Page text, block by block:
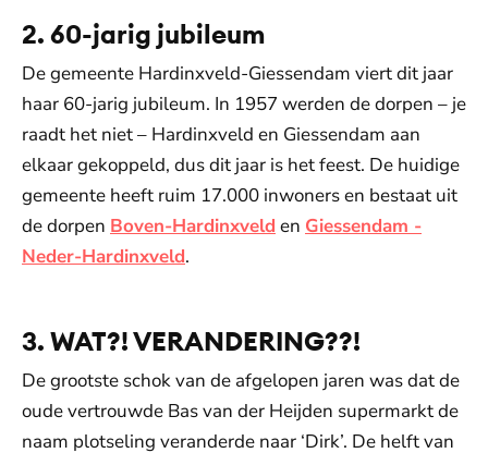
2. 60-jarig jubileum
De gemeente Hardinxveld-Giessendam viert dit jaar
haar 60-jarig jubileum. In 1957 werden de dorpen – je
raadt het niet – Hardinxveld en Giessendam aan
elkaar gekoppeld, dus dit jaar is het feest. De huidige
gemeente heeft ruim 17.000 inwoners en bestaat uit
de dorpen Boven-Hardinxveld en Giessendam -
Neder-Hardinxveld.
3. WAT?! VERANDERING??!
De grootste schok van de afgelopen jaren was dat de
oude vertrouwde Bas van der Heijden supermarkt de
naam plotseling veranderde naar ‘Dirk’. De helft van